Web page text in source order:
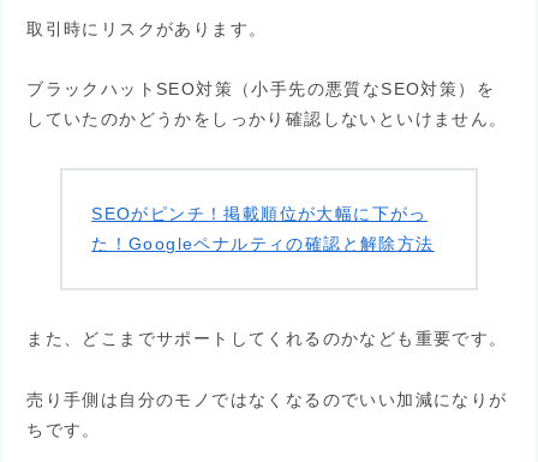
取引時にリスクがあります。
ブラックハットSEO対策（小手先の悪質なSEO対策）を
していたのかどうかをしっかり確認しないといけません。
SEOがピンチ！掲載順位が大幅に下がっ
た！Googleペナルティの確認と解除方法
また、どこまでサポートしてくれるのかなども重要です。
売り手側は自分のモノではなくなるのでいい加減になりが
ちです。